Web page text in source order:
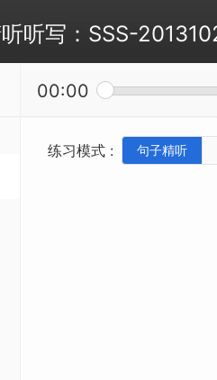
听写：SSS-
00:00
练习模式 : 句子精听